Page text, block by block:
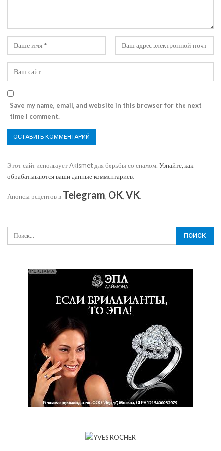
Save my name, email, and website in this browser for the next
time I comment.
Этот сайт использует Akismet для борьбы со спамом. Узнайте, как
обрабатываются ваши данные комментариев.
Анонсы рецептов в Telegram, OK, VK.